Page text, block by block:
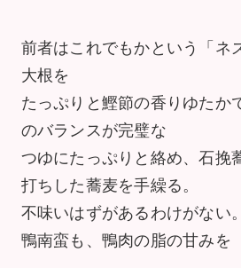
前者はこれでもかという「ネ
大根を
たっぷりと鰹節の香りゆたか
のバランスが完璧な
つゆにたっぷりと絡め、石挽
打ちした蕎麦を手繰る。
不味いはずがあるわけがない。
鴨南蛮も、鴨肉の脂の甘みを